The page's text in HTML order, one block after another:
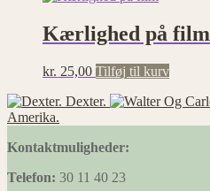
Kærlighed på film
kr. 25,00 Tilføj til kurv
Dexter.
Amerika.
Kontaktmuligheder:
Telefon: 30 11 40 23